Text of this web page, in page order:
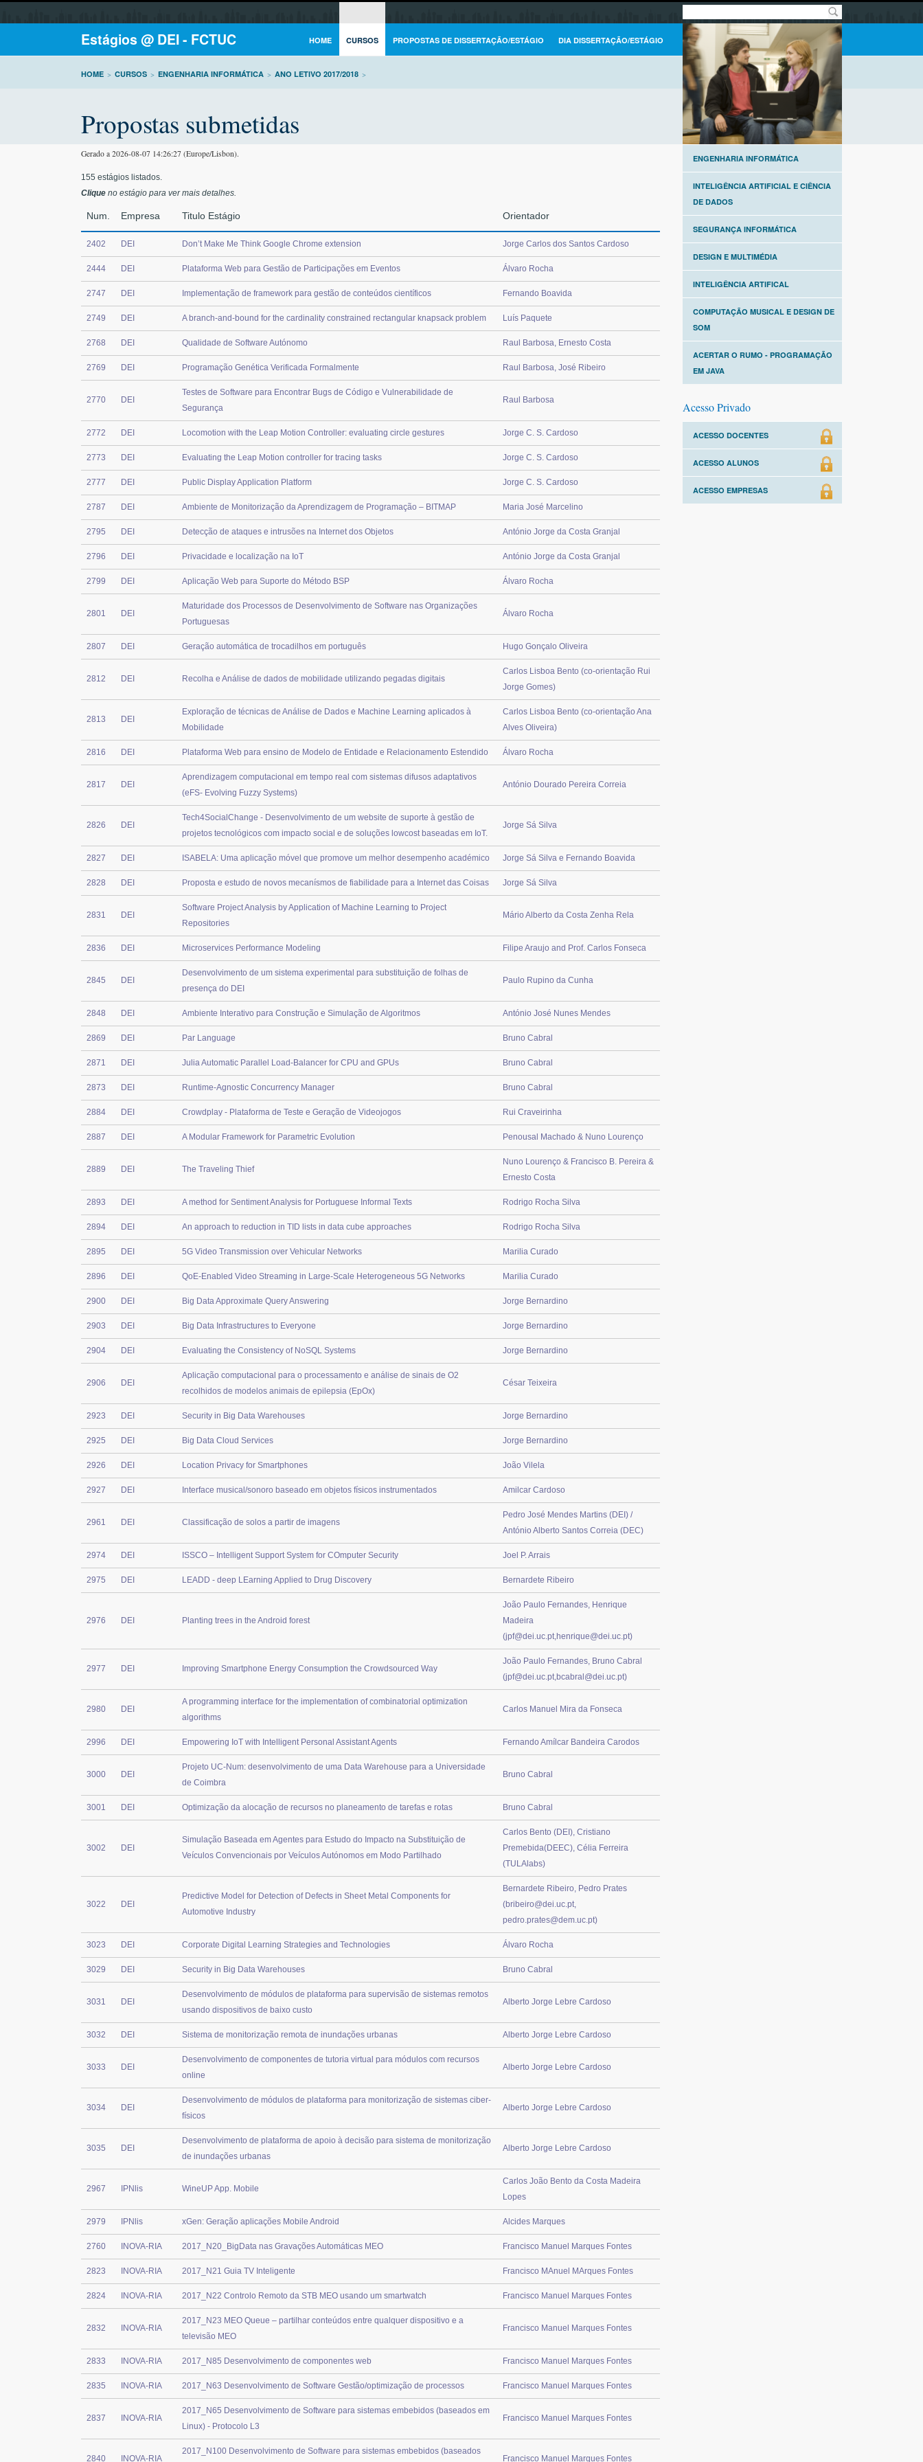
Estágios @ DEI - FCTUC HOME CURSOS PROPOSTAS DE DISSERTAÇÃO/ESTÁGIO DIA DISSERTAÇÃO/ESTÁGIO
HOME > CURSOS > ENGENHARIA INFORMÁTICA > ANO LETIVO 2017/2018 >
Propostas submetidas
ENGENHARIA INFORMÁTICA
INTELIGÊNCIA ARTIFICIAL E CIÊNCIA
DE DADOS
SEGURANÇA INFORMÁTICA
DESIGN E MULTIMÉDIA
INTELIGÊNCIA ARTIFICAL
COMPUTAÇÃO MUSICAL E DESIGN DE
SOM
ACERTAR O RUMO - PROGRAMAÇÃO
EM JAVA
Acesso Privado
ACESSO DOCENTES
ACESSO ALUNOS
ACESSO EMPRESAS
Gerado a 2026-08-07 14:26:27 (Europe/Lisbon).
155 estágios listados.
Cliqueno estágio para ver mais detalhes.
Num. Empresa Titulo Estágio Orientador
2402 DEI Don’t Make Me Think Google Chrome extension Jorge Carlos dos Santos Cardoso
2444 DEI Plataforma Web para Gestão de Participações em Eventos Álvaro Rocha
2747 DEI Implementação de framework para gestão de conteúdos científicos Fernando Boavida
2749 DEI A branch-and-bound for the cardinality constrained rectangular knapsack problem Luís Paquete
2768 DEI Qualidade de Software Autónomo Raul Barbosa, Ernesto Costa
2769 DEI Programação Genética Verificada Formalmente Raul Barbosa, José Ribeiro
2770 DEI
Testes de Software para Encontrar Bugs de Código e Vulnerabilidade de
Segurança
Raul Barbosa
2772 DEI Locomotion with the Leap Motion Controller: evaluating circle gestures Jorge C. S. Cardoso
2773 DEI Evaluating the Leap Motion controller for tracing tasks Jorge C. S. Cardoso
2777 DEI Public Display Application Platform Jorge C. S. Cardoso
2787 DEI Ambiente de Monitorização da Aprendizagem de Programação – BITMAP Maria José Marcelino
2795 DEI Detecção de ataques e intrusões na Internet dos Objetos António Jorge da Costa Granjal
2796 DEI Privacidade e localização na IoT António Jorge da Costa Granjal
2799 DEI Aplicação Web para Suporte do Método BSP Álvaro Rocha
2801 DEI
Maturidade dos Processos de Desenvolvimento de Software nas Organizações
Portuguesas
Álvaro Rocha
2807 DEI Geração automática de trocadilhos em português Hugo Gonçalo Oliveira
2812 DEI Recolha e Análise de dados de mobilidade utilizando pegadas digitais
Carlos Lisboa Bento (co-orientação Rui
Jorge Gomes)
2813 DEI
Exploração de técnicas de Análise de Dados e Machine Learning aplicados à
Mobilidade
Carlos Lisboa Bento (co-orientação Ana
Alves Oliveira)
2816 DEI Plataforma Web para ensino de Modelo de Entidade e Relacionamento Estendido Álvaro Rocha
2817 DEI
Aprendizagem computacional em tempo real com sistemas difusos adaptativos
(eFS- Evolving Fuzzy Systems)
António Dourado Pereira Correia
2826 DEI
Tech4SocialChange - Desenvolvimento de um website de suporte à gestão de
projetos tecnológicos com impacto social e de soluções lowcost baseadas em IoT.
Jorge Sá Silva
2827 DEI ISABELA: Uma aplicação móvel que promove um melhor desempenho académico Jorge Sá Silva e Fernando Boavida
2828 DEI Proposta e estudo de novos mecanísmos de fiabilidade para a Internet das Coisas Jorge Sá Silva
2831 DEI
Software Project Analysis by Application of Machine Learning to Project
Repositories
Mário Alberto da Costa Zenha Rela
2836 DEI Microservices Performance Modeling Filipe Araujo and Prof. Carlos Fonseca
2845 DEI
Desenvolvimento de um sistema experimental para substituição de folhas de
presença do DEI
Paulo Rupino da Cunha
2848 DEI Ambiente Interativo para Construção e Simulação de Algoritmos António José Nunes Mendes
2869 DEI Par Language Bruno Cabral
2871 DEI Julia Automatic Parallel Load-Balancer for CPU and GPUs Bruno Cabral
2873 DEI Runtime-Agnostic Concurrency Manager Bruno Cabral
2884 DEI Crowdplay - Plataforma de Teste e Geração de Videojogos Rui Craveirinha
2887 DEI A Modular Framework for Parametric Evolution Penousal Machado & Nuno Lourenço
2889 DEI The Traveling Thief
Nuno Lourenço & Francisco B. Pereira &
Ernesto Costa
2893 DEI A method for Sentiment Analysis for Portuguese Informal Texts Rodrigo Rocha Silva
2894 DEI An approach to reduction in TID lists in data cube approaches Rodrigo Rocha Silva
2895 DEI 5G Video Transmission over Vehicular Networks Marilia Curado
2896 DEI QoE-Enabled Video Streaming in Large-Scale Heterogeneous 5G Networks Marilia Curado
2900 DEI Big Data Approximate Query Answering Jorge Bernardino
2903 DEI Big Data Infrastructures to Everyone Jorge Bernardino
2904 DEI Evaluating the Consistency of NoSQL Systems Jorge Bernardino
2906 DEI
Aplicação computacional para o processamento e análise de sinais de O2
recolhidos de modelos animais de epilepsia (EpOx)
César Teixeira
2923 DEI Security in Big Data Warehouses Jorge Bernardino
2925 DEI Big Data Cloud Services Jorge Bernardino
2926 DEI Location Privacy for Smartphones João Vilela
2927 DEI Interface musical/sonoro baseado em objetos físicos instrumentados Amilcar Cardoso
2961 DEI Classificação de solos a partir de imagens
Pedro José Mendes Martins (DEI) /
António Alberto Santos Correia (DEC)
2974 DEI ISSCO – Intelligent Support System for COmputer Security Joel P. Arrais
2975 DEI LEADD - deep LEarning Applied to Drug Discovery Bernardete Ribeiro
2976 DEI Planting trees in the Android forest
João Paulo Fernandes, Henrique
Madeira
(jpf@dei.uc.pt,henrique@dei.uc.pt)
2977 DEI Improving Smartphone Energy Consumption the Crowdsourced Way
João Paulo Fernandes, Bruno Cabral
(jpf@dei.uc.pt,bcabral@dei.uc.pt)
2980 DEI
A programming interface for the implementation of combinatorial optimization
algorithms
Carlos Manuel Mira da Fonseca
2996 DEI Empowering IoT with Intelligent Personal Assistant Agents Fernando Amílcar Bandeira Carodos
3000 DEI
Projeto UC-Num: desenvolvimento de uma Data Warehouse para a Universidade
de Coimbra
Bruno Cabral
3001 DEI Optimização da alocação de recursos no planeamento de tarefas e rotas Bruno Cabral
3002 DEI
Simulação Baseada em Agentes para Estudo do Impacto na Substituição de
Veículos Convencionais por Veículos Autónomos em Modo Partilhado
Carlos Bento (DEI), Cristiano
Premebida(DEEC), Célia Ferreira
(TULAlabs)
3022 DEI
Predictive Model for Detection of Defects in Sheet Metal Components for
Automotive Industry
Bernardete Ribeiro, Pedro Prates
(bribeiro@dei.uc.pt,
pedro.prates@dem.uc.pt)
3023 DEI Corporate Digital Learning Strategies and Technologies Álvaro Rocha
3029 DEI Security in Big Data Warehouses Bruno Cabral
3031 DEI
Desenvolvimento de módulos de plataforma para supervisão de sistemas remotos
usando dispositivos de baixo custo
Alberto Jorge Lebre Cardoso
3032 DEI Sistema de monitorização remota de inundações urbanas Alberto Jorge Lebre Cardoso
3033 DEI
Desenvolvimento de componentes de tutoria virtual para módulos com recursos
online
Alberto Jorge Lebre Cardoso
3034 DEI
Desenvolvimento de módulos de plataforma para monitorização de sistemas ciber-
físicos
Alberto Jorge Lebre Cardoso
3035 DEI
Desenvolvimento de plataforma de apoio à decisão para sistema de monitorização
de inundações urbanas
Alberto Jorge Lebre Cardoso
2967 IPNlis WineUP App. Mobile
Carlos João Bento da Costa Madeira
Lopes
2979 IPNlis xGen: Geração aplicações Mobile Android Alcides Marques
2760 INOVA-RIA 2017_N20_BigData nas Gravações Automáticas MEO Francisco Manuel Marques Fontes
2823 INOVA-RIA 2017_N21 Guia TV Inteligente Francisco MAnuel MArques Fontes
2824 INOVA-RIA 2017_N22 Controlo Remoto da STB MEO usando um smartwatch Francisco Manuel Marques Fontes
2832 INOVA-RIA
2017_N23 MEO Queue – partilhar conteúdos entre qualquer dispositivo e a
televisão MEO
Francisco Manuel Marques Fontes
2833 INOVA-RIA 2017_N85 Desenvolvimento de componentes web Francisco Manuel Marques Fontes
2835 INOVA-RIA 2017_N63 Desenvolvimento de Software Gestão/optimização de processos Francisco Manuel Marques Fontes
2837 INOVA-RIA
2017_N65 Desenvolvimento de Software para sistemas embebidos (baseados em
Linux) - Protocolo L3
Francisco Manuel Marques Fontes
2840 INOVA-RIA
2017_N100 Desenvolvimento de Software para sistemas embebidos (baseados
Francisco Manuel Marques Fontes